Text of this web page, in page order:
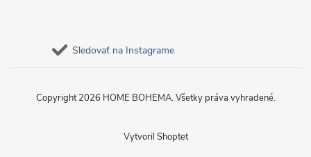
Sledovať na Instagrame
Vytvoril Shoptet
Copyright 2026 HOME BOHEMA. Všetky práva vyhradené.